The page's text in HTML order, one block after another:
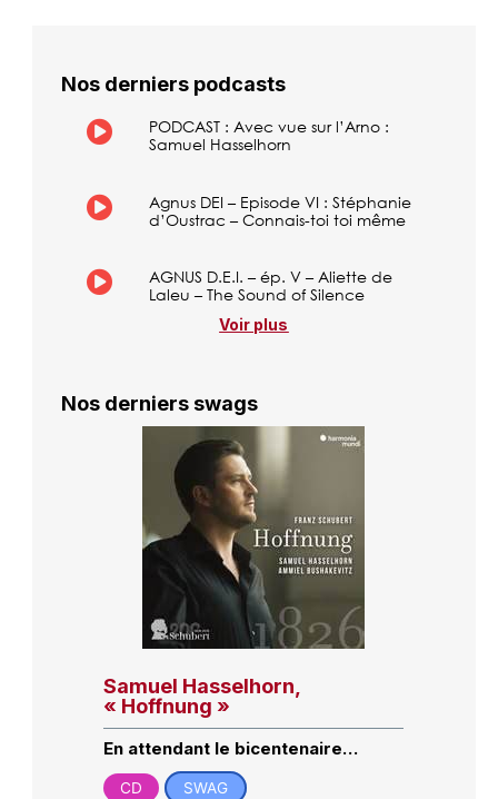
Nos derniers podcasts
PODCAST : Avec vue sur l’Arno :
Samuel Hasselhorn
Agnus DEI – Episode VI : Stéphanie
d’Oustrac – Connais-toi toi même
AGNUS D.E.I. – ép. V – Aliette de
Laleu – The Sound of Silence
Voir plus
Nos derniers swags
Samuel Hasselhorn,
« Hoffnung »
En attendant le bicentenaire…
CD SWAG